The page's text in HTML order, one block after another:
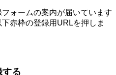
ォームの案内が届いています
赤枠の登録用URLを押しま
する